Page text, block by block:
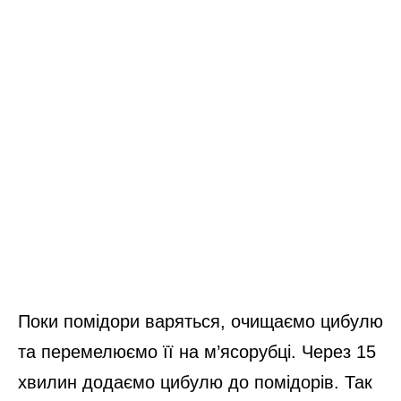
Поки помідори варяться, очищаємо цибулю
та перемелюємо її на м’ясорубці. Через 15
хвилин додаємо цибулю до помідорів. Так